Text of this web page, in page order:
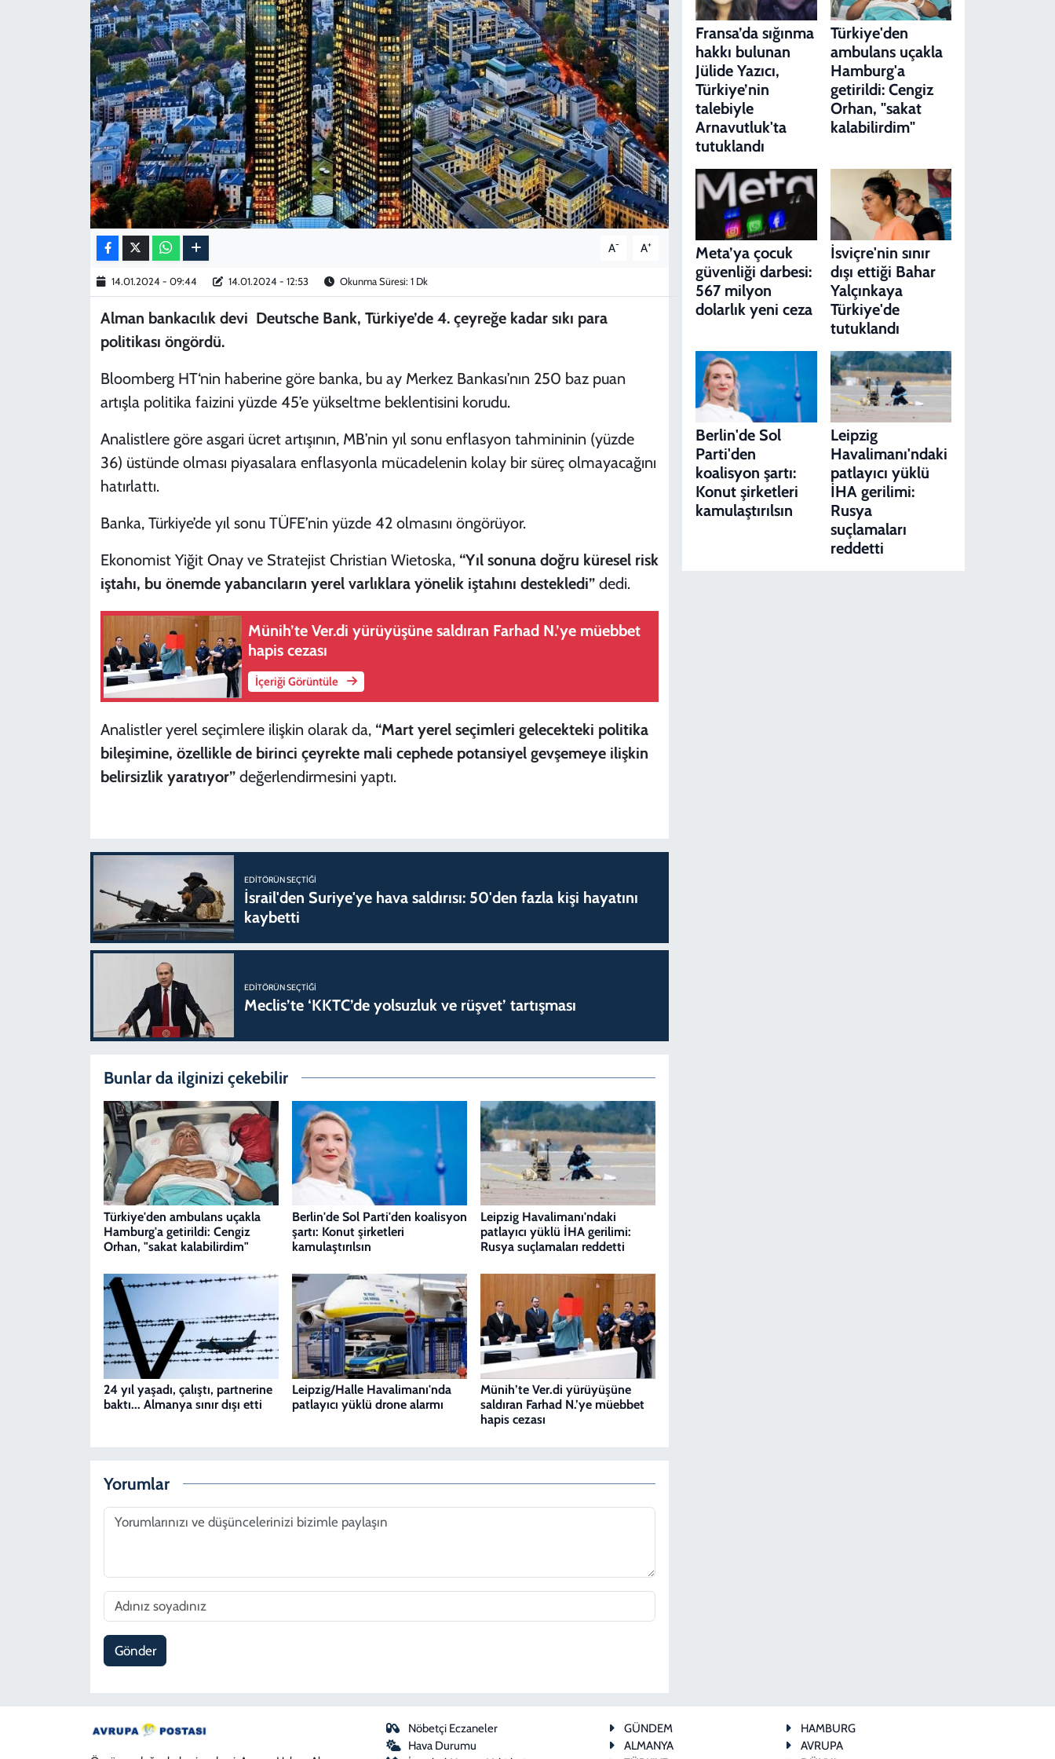
A- A+
14.01.2024 - 09:44 14.01.2024 - 12:53 Okunma Süresi: 1 Dk
Alman bankacılık devi Deutsche Bank, Türkiye’de 4. çeyreğe kadar sıkı para
politikası öngördü.
Bloomberg HT‘nin haberine göre banka, bu ay Merkez Bankası’nın 250 baz puan
artışla politika faizini yüzde 45’e yükseltme beklentisini korudu.
Analistlere göre asgari ücret artışının, MB’nin yıl sonu enflasyon tahmininin (yüzde
36) üstünde olması piyasalara enflasyonla mücadelenin kolay bir süreç olmayacağını
hatırlattı.
Banka, Türkiye’de yıl sonu TÜFE’nin yüzde 42 olmasını öngörüyor.
Ekonomist Yiğit Onay ve Stratejist Christian Wietoska, “Yıl sonuna doğru küresel risk
iştahı, bu önemde yabancıların yerel varlıklara yönelik iştahını destekledi”dedi.
Münih’te Ver.di yürüyüşüne saldıran Farhad N.’ye müebbet
hapis cezası
İçeriği Görüntüle
Analistler yerel seçimlere ilişkin olarak da,“Mart yerel seçimleri gelecekteki politika
bileşimine, özellikle de birinci çeyrekte mali cephede potansiyel gevşemeye ilişkin
belirsizlik yaratıyor”değerlendirmesini yaptı.
EDITÖRÜN SEÇTIĞI
İsrail'den Suriye'ye hava saldırısı: 50'den fazla kişi hayatını
kaybetti
EDITÖRÜN SEÇTIĞI
Meclis’te ‘KKTC’de yolsuzluk ve rüşvet’ tartışması
Bunlar da ilginizi çekebilir
Türkiye'den ambulans uçakla
Hamburg'a getirildi: Cengiz
Orhan, "sakat kalabilirdim"
Berlin'de Sol Parti'den koalisyon
şartı: Konut şirketleri
kamulaştırılsın
Leipzig Havalimanı'ndaki
patlayıcı yüklü İHA gerilimi:
Rusya suçlamaları reddetti
24 yıl yaşadı, çalıştı, partnerine
baktı... Almanya sınır dışı etti
Leipzig/Halle Havalimanı'nda
patlayıcı yüklü drone alarmı
Münih’te Ver.di yürüyüşüne
saldıran Farhad N.’ye müebbet
hapis cezası
Yorumlar
Gönder
Fransa’da sığınma
hakkı bulunan
Jülide Yazıcı,
Türkiye’nin
talebiyle
Arnavutluk'ta
tutuklandı
Türkiye'den
ambulans uçakla
Hamburg'a
getirildi: Cengiz
Orhan, "sakat
kalabilirdim"
Meta’ya çocuk
güvenliği darbesi:
567 milyon
dolarlık yeni ceza
İsviçre'nin sınır
dışı ettiği Bahar
Yalçınkaya
Türkiye'de
tutuklandı
Berlin'de Sol
Parti'den
koalisyon şartı:
Konut şirketleri
kamulaştırılsın
Leipzig
Havalimanı'ndaki
patlayıcı yüklü
İHA gerilimi:
Rusya
suçlamaları
reddetti
Nöbetçi Eczaneler
Hava Durumu
GÜNDEM
HAMBURG
ALMANYA
AVRUPA
YAZARLAR